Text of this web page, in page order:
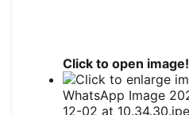
Click to open image!